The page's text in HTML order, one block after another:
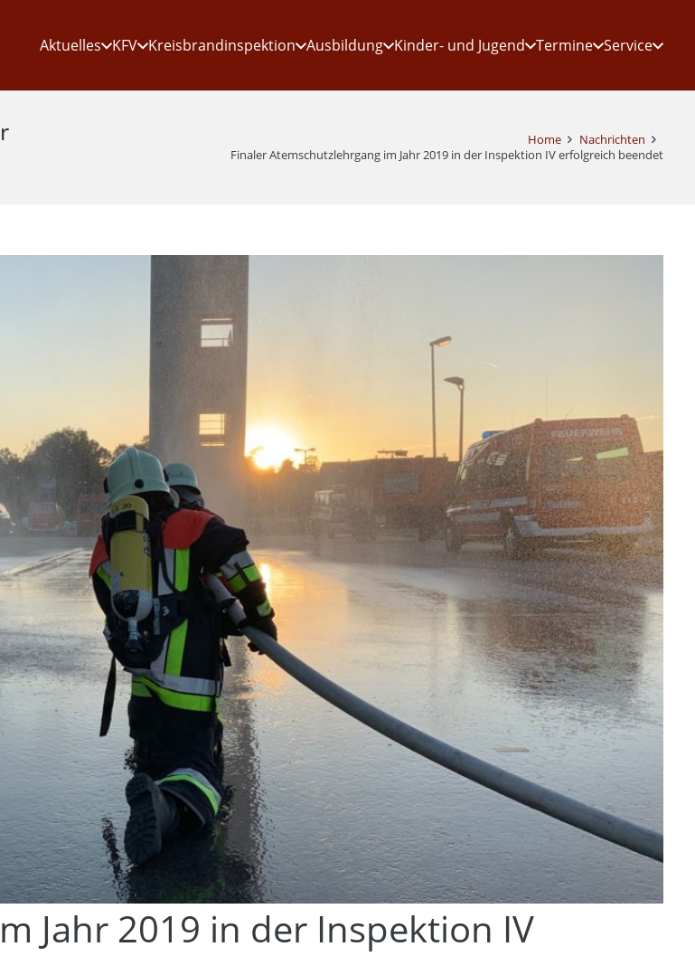
Aktuelles KFV Kreisbrandinspektion Ausbildung Kinder- und Jugend Termine Service
Home
Nachrichten
Finaler Atemschutzlehrgang im Jahr 2019 in der Inspektion IV erfolgreich beendet
Jahr 2019 in der Inspektion IV